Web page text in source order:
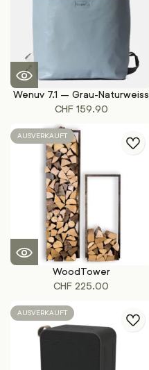
Wenuv 7.1 – Grau-Naturweiss
CHF159.90
AUSVERKAUFT
WoodTower
CHF 225.00
AUSVERKAUFT